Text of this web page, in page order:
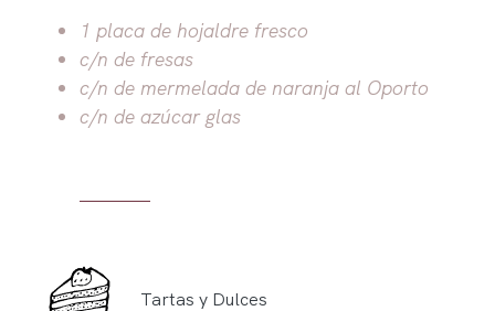
1 placa de hojaldre fresco
c/n de fresas
c/n de mermelada de naranja al Oporto
c/n de azúcar glas
Tartas y Dulces